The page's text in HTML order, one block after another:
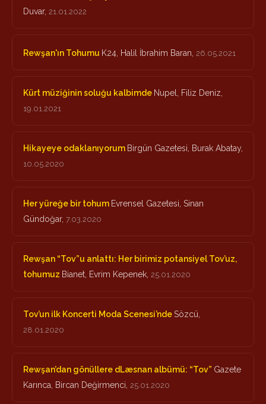
Duvar, 21.01.2022
Rewşan'ın Tohumu K24, Halil İbrahim Baran, 26.05.2021
Kürt müziğinin soluğu kalbimde Nupel, Filiz Deniz,
19.01.2021
Hikayeye odaklanıyorum Birgün Gazetesi, Burak Abatay,
10.05.2020
Her yüreğe bir tohum Evrensel Gazetesi, Sinan
Gündoğar, 7.03.2020
Rewşan “Tov”u anlattı: Her birimiz potansiyel Tov’uz,
tohumuz Bianet, Evrim Kepenek, 25.01.2020
Tov’un ilk Koncerti Moda Scenesi’ndeSözcü,
28.01.2020
Rewşan’dan gönüllere dLæsnan albümü: “Tov” Gazete
Karınca, Bircan Değirmenci, 25.01.2020